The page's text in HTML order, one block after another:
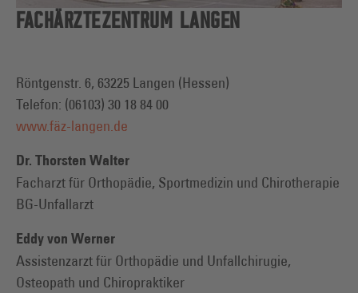
FACHÄRZTEZENTRUM LANGEN
Röntgenstr. 6, 63225 Langen (Hessen)
Telefon: (06103) 30 18 84 00
www.fäz-langen.de
Dr. Thorsten Walter
Facharzt für Orthopädie, Sportmedizin und Chirotherapie
BG-Unfallarzt
Eddy von Werner
Assistenzarzt für Orthopädie und Unfallchirugie,
Osteopath und Chiropraktiker